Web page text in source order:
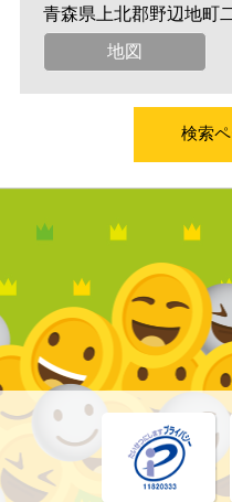
青森県上北郡野辺地町
地図
検索